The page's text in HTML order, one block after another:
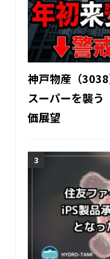
神戸物産（
スーパーを襲う
価展望